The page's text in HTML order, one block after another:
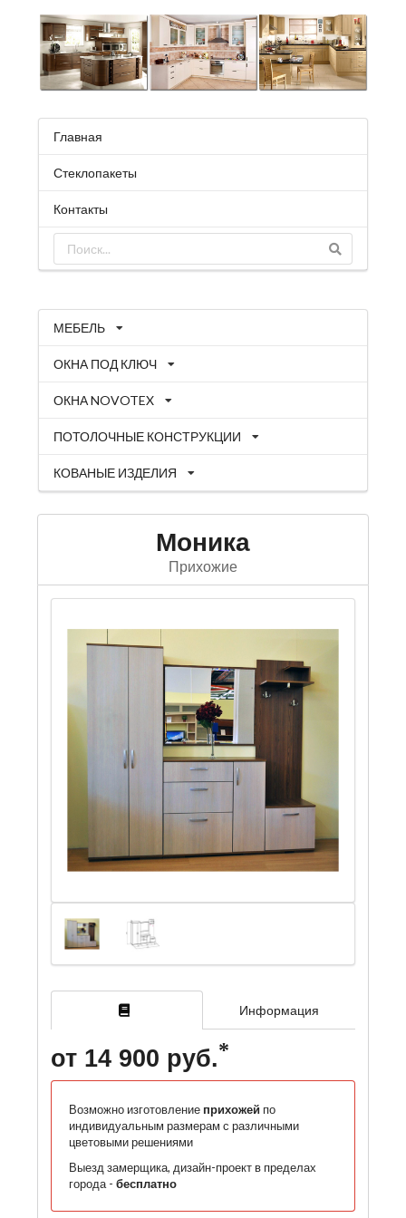
Главная
Стеклопакеты
Контакты
МЕБЕЛЬ
ОКНА ПОД КЛЮЧ
ОКНА NOVOTEX
ПОТОЛОЧНЫЕ КОНСТРУКЦИИ
КОВАНЫЕ ИЗДЕЛИЯ
Моника
Прихожие
Информация
от 14 900 руб.
Возможно изготовление прихожей по
индивидуальным размерам с различными
цветовыми решениями
Выезд замерщика, дизайн-проект в пределах
города - бесплатно